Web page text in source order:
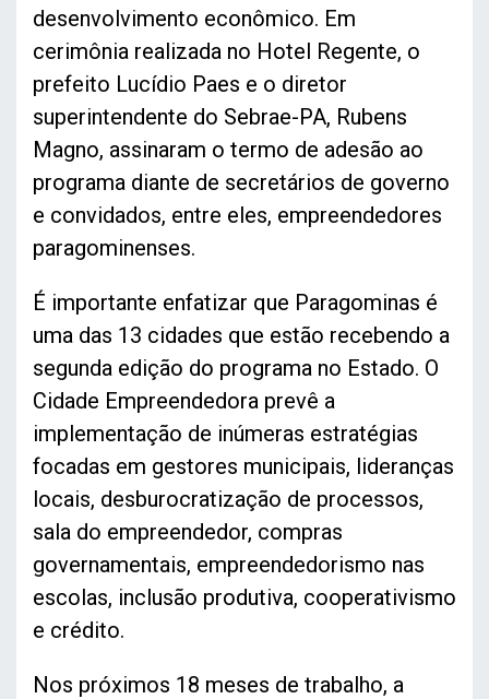
desenvolvimento econômico. Em
cerimônia realizada no Hotel Regente, o
prefeito Lucídio Paes e o diretor
superintendente do Sebrae-PA, Rubens
Magno, assinaram o termo de adesão ao
programa diante de secretários de governo
e convidados, entre eles, empreendedores
paragominenses.
É importante enfatizar que Paragominas é
uma das 13 cidades que estão recebendo a
segunda edição do programa no Estado. O
Cidade Empreendedora prevê a
implementação de inúmeras estratégias
focadas em gestores municipais, lideranças
locais, desburocratização de processos,
sala do empreendedor, compras
governamentais, empreendedorismo nas
escolas, inclusão produtiva, cooperativismo
e crédito.
Nos próximos 18 meses de trabalho, a